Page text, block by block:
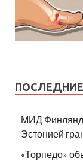
МИД
Эстонией
«Торпедо»